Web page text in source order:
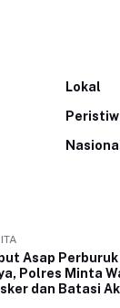
Lokal
Asap
Polres Minta
dan Batasi